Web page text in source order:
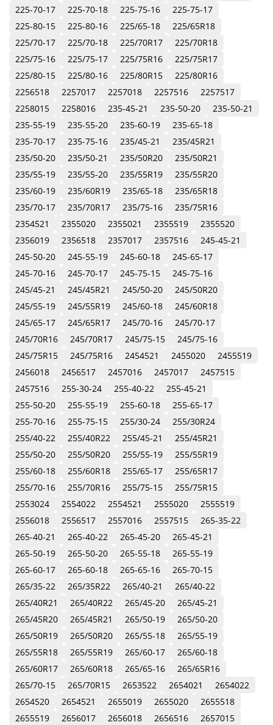
225-70-17
225-70-18 225-75-16
225-75-17
225-80-15
225-80-16 225/65-18
225/65R18
225/70-17
225/70-18 225/70R17
225/70R18
225/75-16
225/75-17 225/75R16
225/75R17
225/80-15
225/80-16 225/80R15
225/80R16
2256518
2257017 2257018 2257516
2257517
2258015
2258016 235-45-21 235-50-20
235-50-21
235-55-19
235-55-20 235-60-19
235-65-18
235-70-17
235-75-16 235/45-21
235/45R21
235/50-20
235/50-21 235/50R20
235/50R21
235/55-19
235/55-20 235/55R19
235/55R20
235/60-19
235/60R19 235/65-18
235/65R18
235/70-17
235/70R17 235/75-16
235/75R16
2354521
2355020 2355021 2355519
2355520
2356019
2356518 2357017 2357516
245-45-21
245-50-20
245-55-19 245-60-18
245-65-17
245-70-16
245-70-17 245-75-15
245-75-16
245/45-21
245/45R21 245/50-20
245/50R20
245/55-19
245/55R19 245/60-18
245/60R18
245/65-17
245/65R17 245/70-16
245/70-17
245/70R16
245/70R17 245/75-15
245/75-16
245/75R15
245/75R16 2454521 2455020
2455519
2456018
2456517 2457016 2457017
2457515
2457516
255-30-24 255-40-22
255-45-21
255-50-20
255-55-19 255-60-18
255-65-17
255-70-16
255-75-15 255/30-24
255/30R24
255/40-22
255/40R22 255/45-21
255/45R21
255/50-20
255/50R20 255/55-19
255/55R19
255/60-18
255/60R18 255/65-17
255/65R17
255/70-16
255/70R16 255/75-15
255/75R15
2553024
2554022 2554521 2555020
2555519
2556018
2556517 2557016 2557515
265-35-22
265-40-21
265-40-22 265-45-20
265-45-21
265-50-19
265-50-20 265-55-18
265-55-19
265-60-17
265-60-18 265-65-16
265-70-15
265/35-22
265/35R22 265/40-21
265/40-22
265/40R21
265/40R22 265/45-20
265/45-21
265/45R20
265/45R21 265/50-19
265/50-20
265/50R19
265/50R20 265/55-18
265/55-19
265/55R18
265/55R19 265/60-17
265/60-18
265/60R17
265/60R18 265/65-16
265/65R16
265/70-15
265/70R15 2653522 2654021
2654022
2654520
2654521 2655019 2655020
2655518
2655519
2656017 2656018 2656516
2657015